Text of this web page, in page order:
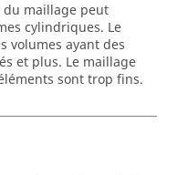
maillage peut
cylindriques. Le
volumes ayant des
et plus. Le maillage
sont trop fins.